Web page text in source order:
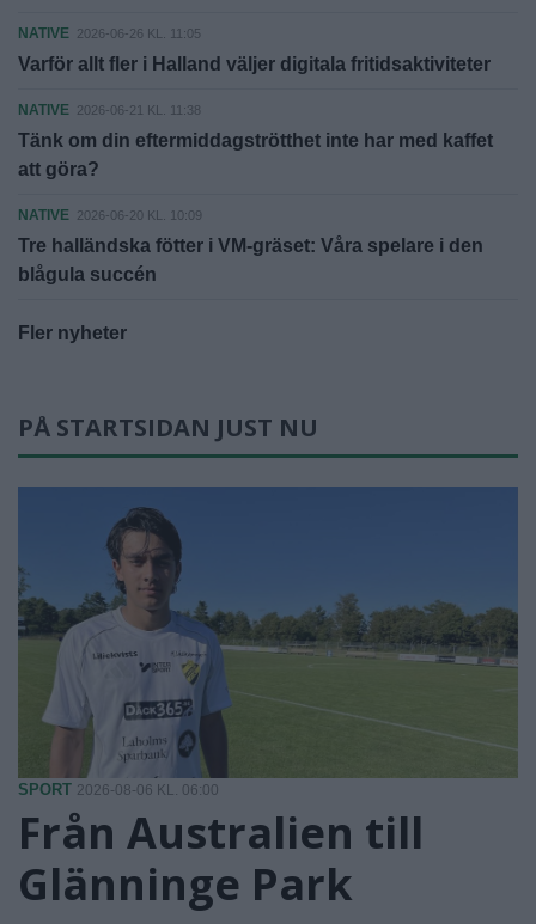
NATIVE 2026-06-26 KL. 11:05
Varför allt fler i Halland väljer digitala fritidsaktiviteter
NATIVE 2026-06-21 KL. 11:38
Tänk om din eftermiddagströtthet inte har med kaffet
att göra?
NATIVE 2026-06-20 KL. 10:09
Tre halländska fötter i VM-gräset: Våra spelare i den
blågula succén
Fler nyheter
PÅ STARTSIDAN JUST NU
SPORT 2026-08-06 KL. 06:00
Från Australien till
Glänninge Park